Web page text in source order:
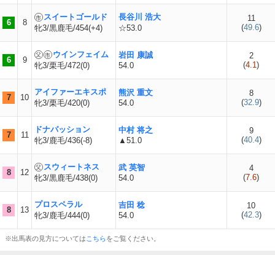
6 8
スイートゴールド
牝3/黒鹿毛/454(+4)
長谷川 浩大
☆53.0
11
(49.6)
6 9
ウインフェイム
牝3/栗毛/472(0)
岩田 康誠
54.0
2
(4.1)
7 10
アイファーエキスポ
牝3/栗毛/420(0)
熊沢 重文
54.0
8
(32.9)
7 11
ドナパッション
牝3/鹿毛/436(-8)
中村 将之
▲51.0
9
(40.4)
8 12
スウィートネス
牝3/黒鹿毛/438(0)
武 英智
54.0
4
(7.6)
8 13
プロスペラル
牝3/鹿毛/444(0)
吉田 稔
54.0
10
(42.3)
※出馬表の見方については こちらをご覧ください。